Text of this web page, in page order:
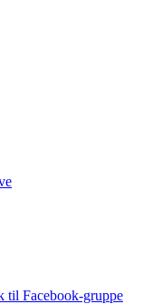
til Facebook-gruppe